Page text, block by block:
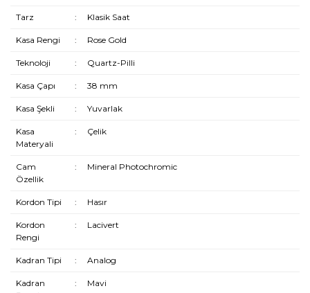
Tarz : Klasik Saat
Kasa Rengi : Rose Gold
Teknoloji : Quartz-Pilli
Kasa Çapı : 38 mm
Kasa Şekli : Yuvarlak
Kasa
Materyali
: Çelik
Cam
Özellik
: Mineral Photochromic
Kordon Tipi : Hasır
Kordon
Rengi
: Lacivert
Kadran Tipi : Analog
Kadran
: Mavi